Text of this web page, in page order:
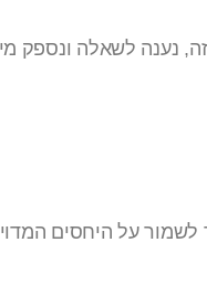
נענה לשאלה ונספק
על היחסים